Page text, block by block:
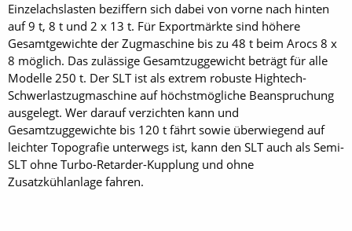
Einzelachslasten beziffern sich dabei von vorne nach hinten
auf 9 t, 8 t und 2 x 13 t. Für Exportmärkte sind höhere
Gesamtgewichte der Zugmaschine bis zu 48 t beim Arocs 8 x
8 möglich. Das zulässige Gesamtzuggewicht beträgt für alle
Modelle 250 t. Der SLT ist als extrem robuste Hightech-
Schwerlastzugmaschine auf höchstmögliche Beanspruchung
ausgelegt. Wer darauf verzichten kann und
Gesamtzuggewichte bis 120 t fährt sowie überwiegend auf
leichter Topografie unterwegs ist, kann den SLT auch als Semi-
SLT ohne Turbo-Retarder-Kupplung und ohne
Zusatzkühlanlage fahren.